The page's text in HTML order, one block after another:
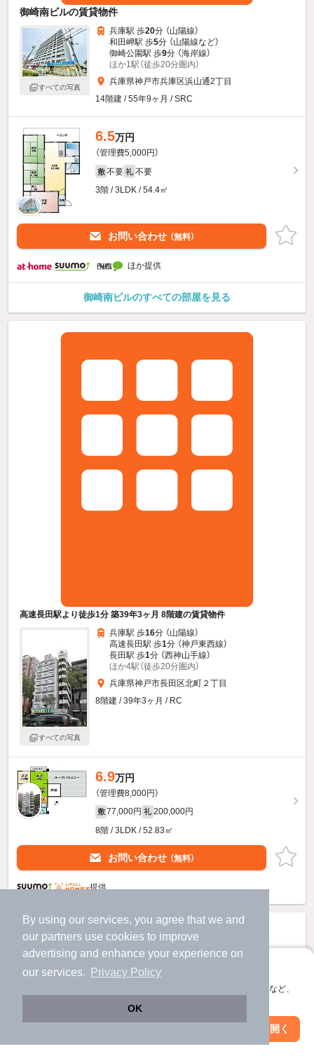
By using our services, you agree that we and
our partners use cookies to improve
advertising and enhance your experience on
our services.
Privacy Policy
OK
アプリに切り替えて、サクサクお部屋探し
会員登録なしですぐ使える。マップ検索やお気に入り保存など、
アプリを開く
御崎南ビルの賃貸物件
すべての写真
兵庫駅 歩20分 （山陽線）
和田岬駅 歩5分 （山陽線など）
御崎公園駅 歩9分 （海岸線）
ほか1駅（徒歩20分圏内）
兵庫県神戸市兵庫区浜山通2丁目
14階建 / 55年9ヶ月 / SRC
6.5万円
（管理費5,000円）
敷 不要 礼 不要
3階 / 3LDK / 54.4㎡
お問い合わせ （無料）
ほか提供
御崎南ビルのすべての部屋を見る
高速長田駅より徒歩1分 築39年3ヶ月 8階建の賃貸物件
すべての写真
兵庫駅 歩16分 （山陽線）
高速長田駅 歩1分 （神戸東西線）
長田駅 歩1分 （西神山手線）
ほか4駅（徒歩20分圏内）
兵庫県神戸市長田区北町２丁目
8階建 / 39年3ヶ月 / RC
6.9万円
（管理費8,000円）
敷 77,000円 礼 200,000円
8階 / 3LDK / 52.83㎡
お問い合わせ （無料）
提供
絞り込み条件を変更